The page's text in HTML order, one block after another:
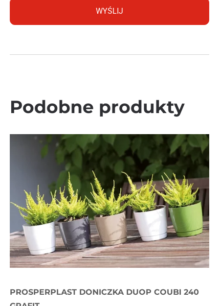
Podobne produkty
PROSPERPLAST DONICZKA DUOP COUBI 240